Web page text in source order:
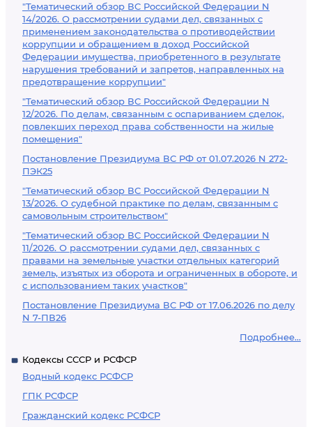
"Тематический обзор ВС Российской Федерации N
14/2026. О рассмотрении судами дел, связанных с
применением законодательства о противодействии
коррупции и обращением в доход Российской
Федерации имущества, приобретенного в результате
нарушения требований и запретов, направленных на
предотвращение коррупции"
"Тематический обзор ВС Российской Федерации N
12/2026. По делам, связанным с оспариванием сделок,
повлекших переход права собственности на жилые
помещения"
Постановление Президиума ВС РФ от 01.07.2026 N 272-
ПЭК25
"Тематический обзор ВС Российской Федерации N
13/2026. О судебной практике по делам, связанным с
самовольным строительством"
"Тематический обзор ВС Российской Федерации N
11/2026. О рассмотрении судами дел, связанных с
правами на земельные участки отдельных категорий
земель, изъятых из оборота и ограниченных в обороте, и
с использованием таких участков"
Постановление Президиума ВС РФ от 17.06.2026 по делу
N 7-ПВ26
Подробнее...
Кодексы СССР и РСФСР
Водный кодекс РСФСР
ГПК РСФСР
Гражданский кодекс РСФСР